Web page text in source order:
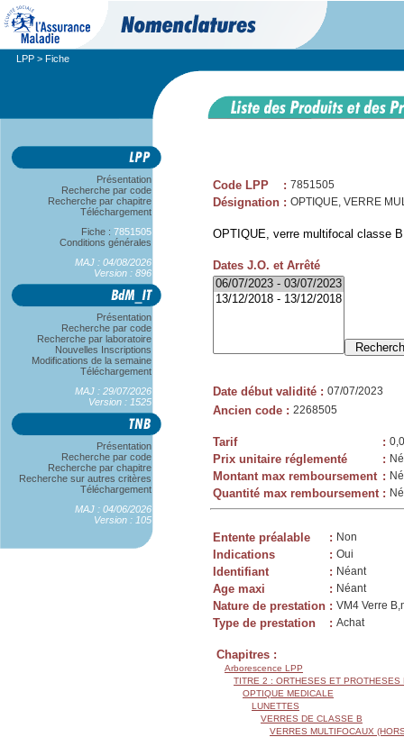
LPP > Fiche
Présentation
Recherche par code
Recherche par chapitre
Téléchargement
Fiche : 7851505
Conditions générales
MAJ : 04/08/2026
Version : 896
Présentation
Recherche par code
Recherche par laboratoire
Nouvelles Inscriptions
Modifications de la semaine
Téléchargement
MAJ : 29/07/2026
Version : 1525
Présentation
Recherche par code
Recherche par chapitre
Recherche sur autres critères
Téléchargement
MAJ : 04/06/2026
Version : 105
Code LPP : 7851505
Désignation : OPTIQUE, VERRE
OPTIQUE, verre multifocal classe
Dates J.O. et Arrêté
Date début validité : 07/07/2023
Ancien code : 2268505
Tarif :
Prix unitaire réglementé :
Montant max remboursement :
Quantité max remboursement :
Entente préalable : Non
Indications : Oui
Identifiant : Néant
Age maxi : Néant
Nature de prestation : VM4 Verre
Type de prestation : Achat
Chapitres :
Arborescence LPP
TITRE 2 : ORTHESES ET PROTHESES
OPTIQUE MEDICALE
LUNETTES
VERRES DE CLASSE B
VERRES MULTIFOCAUX